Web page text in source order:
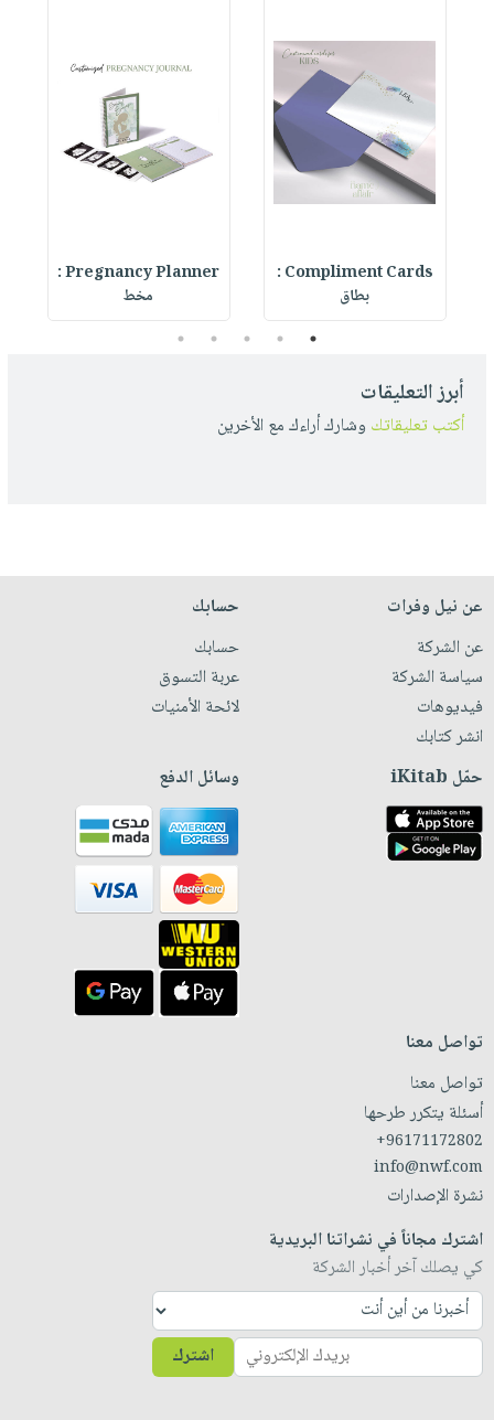
Compliment Cards :
بطاق
Pregnancy Planner :
مخط
1
2
3
4
5
أبرز التعليقات
أكتب تعليقاتك وشارك أراءك مع الأخرين
عن نيل وفرات
عن الشركة
سياسة الشركة
فيديوهات
انشر كتابك
حسابك
حسابك
عربة التسوق
لائحة الأمنيات
حمّل iKitab وسائل الدفع
تواصل معنا
تواصل معنا
أسئلة يتكرر طرحها
+96171172802
info@nwf.com
نشرة الإصدارات
اشترك مجاناً في نشراتنا البريدية
كي يصلك آخر أخبار الشركة
اشترك